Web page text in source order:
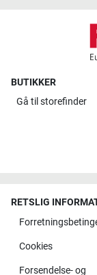
BUTIKKER
Gå til storefinder
RETSLIG
Cookies
Forsendelse- og